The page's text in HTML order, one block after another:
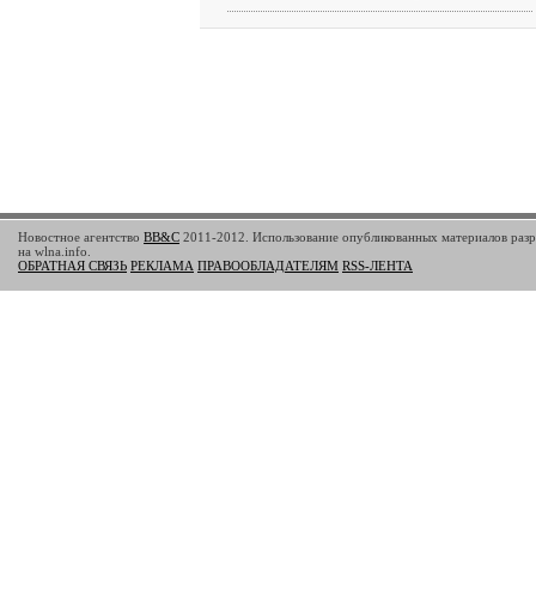
Новостное агентство BB&C 2011-2012. Использование опубликованных материалов
на wlna.info.
ОБРАТНАЯ СВЯЗЬ РЕКЛАМА ПРАВООБЛАДАТЕЛЯМ RSS-ЛЕНТА